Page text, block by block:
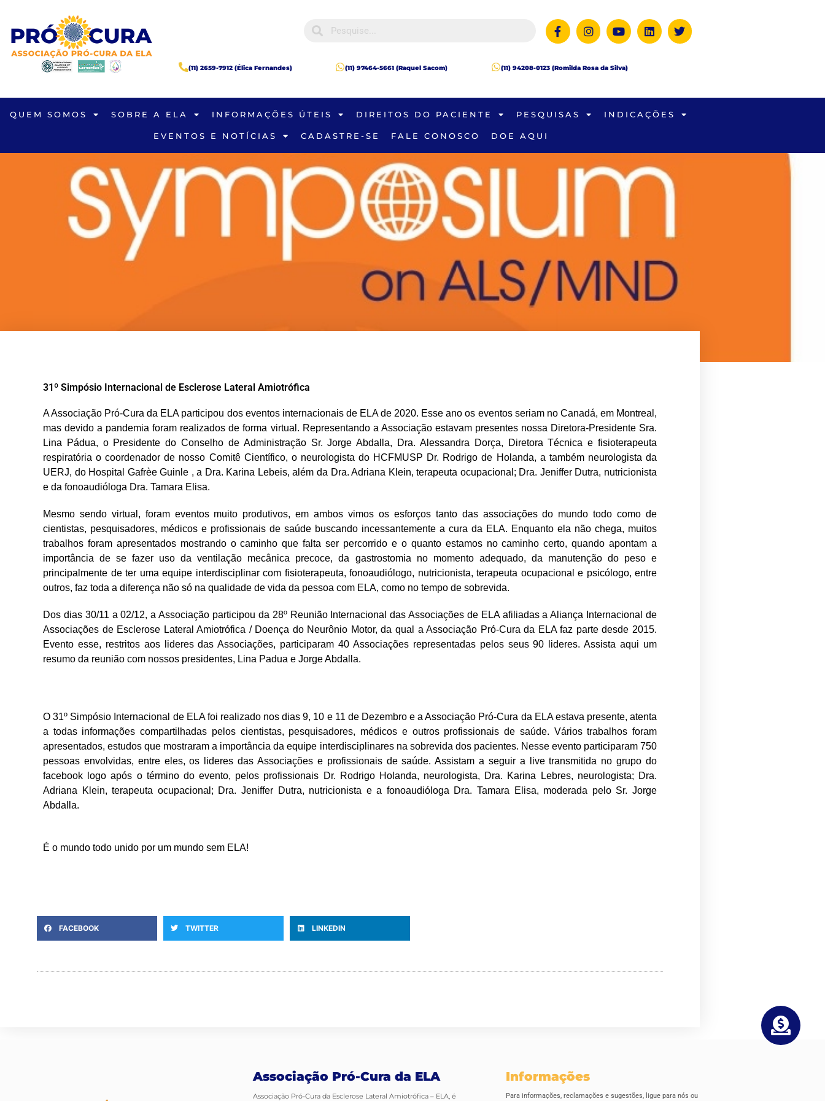
(11) 2659-7912 (Élica Fernandes) (11) 97464-5661 (Raquel Sacom) (11) 94208-0123 (Romilda Rosa da Silva)
QUEM SOMOS SOBRE A ELA INFORMAÇÕES ÚTEIS DIREITOS DO PACIENTE PESQUISAS INDICAÇÕES
EVENTOS E NOTÍCIAS CADASTRE-SE FALE CONOSCO DOE AQUI
31º Simpósio Internacional de Esclerose Lateral Amiotrófica
A Associação Pró-Cura da ELA participou dos eventos internacionais de ELA de 2020. Esse ano os eventos seriam no Canadá, em Montreal,
mas devido a pandemia foram realizados de forma virtual. Representando a Associação estavam presentes nossa Diretora-Presidente Sra.
Lina Pádua, o Presidente do Conselho de Administração Sr. Jorge Abdalla, Dra. Alessandra Dorça, Diretora Técnica e fisioterapeuta
respiratória o coordenador de nosso Comitê Científico, o neurologista do HCFMUSP Dr. Rodrigo de Holanda, a também neurologista da
UERJ, do Hospital Gafrèe Guinle , a Dra. Karina Lebeis, além da Dra. Adriana Klein, terapeuta ocupacional; Dra. Jeniffer Dutra, nutricionista
e da fonoaudióloga Dra. Tamara Elisa.
Mesmo sendo virtual, foram eventos muito produtivos, em ambos vimos os esforços tanto das associações do mundo todo como de
cientistas, pesquisadores, médicos e profissionais de saúde buscando incessantemente a cura da ELA. Enquanto ela não chega, muitos
trabalhos foram apresentados mostrando o caminho que falta ser percorrido e o quanto estamos no caminho certo, quando apontam a
importância de se fazer uso da ventilação mecânica precoce, da gastrostomia no momento adequado, da manutenção do peso e
principalmente de ter uma equipe interdisciplinar com fisioterapeuta, fonoaudiólogo, nutricionista, terapeuta ocupacional e psicólogo, entre
outros, faz toda a diferença não só na qualidade de vida da pessoa com ELA, como no tempo de sobrevida.
Dos dias 30/11 a 02/12, a Associação participou da 28º Reunião Internacional das Associações de ELA afiliadas a Aliança Internacional de
Associações de Esclerose Lateral Amiotrófica / Doença do Neurônio Motor, da qual a Associação Pró-Cura da ELA faz parte desde 2015.
Evento esse, restritos aos lideres das Associações, participaram 40 Associações representadas pelos seus 90 lideres. Assista aqui um
resumo da reunião com nossos presidentes, Lina Padua e Jorge Abdalla.
O 31º Simpósio Internacional de ELA foi realizado nos dias 9, 10 e 11 de Dezembro e a Associação Pró-Cura da ELA estava presente, atenta
a todas informações compartilhadas pelos cientistas, pesquisadores, médicos e outros profissionais de saúde. Vários trabalhos foram
apresentados, estudos que mostraram a importância da equipe interdisciplinares na sobrevida dos pacientes. Nesse evento participaram 750
pessoas envolvidas, entre eles, os lideres das Associações e profissionais de saúde. Assistam a seguir a live transmitida no grupo do
facebook logo após o término do evento, pelos profissionais Dr. Rodrigo Holanda, neurologista, Dra. Karina Lebres, neurologista; Dra.
Adriana Klein, terapeuta ocupacional; Dra. Jeniffer Dutra, nutricionista e a fonoaudióloga Dra. Tamara Elisa, moderada pelo Sr. Jorge
Abdalla.
É o mundo todo unido por um mundo sem ELA!
FACEBOOK TWITTER LINKEDIN
Associação Pró-Cura da ELA
Associação Pró-Cura da Esclerose Lateral Amiotrófica – ELA, é
Informações
Para informações, reclamações e sugestões, ligue para nós ou